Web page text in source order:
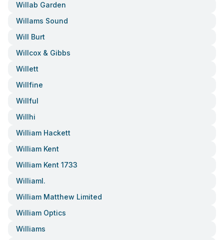
Willab Garden
Willams Sound
Will Burt
Willcox & Gibbs
Willett
Willfine
Willful
Willhi
William Hackett
William Kent
William Kent 1733
Williaml.
William Matthew Limited
William Optics
Williams